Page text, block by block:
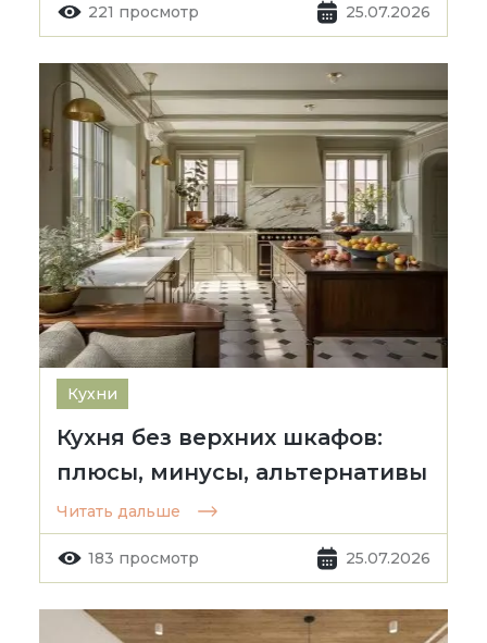
221 просмотр 25.07.2026
Кухни
Кухня без верхних шкафов:
плюсы, минусы, альтернативы
Читать дальше
183 просмотр 25.07.2026